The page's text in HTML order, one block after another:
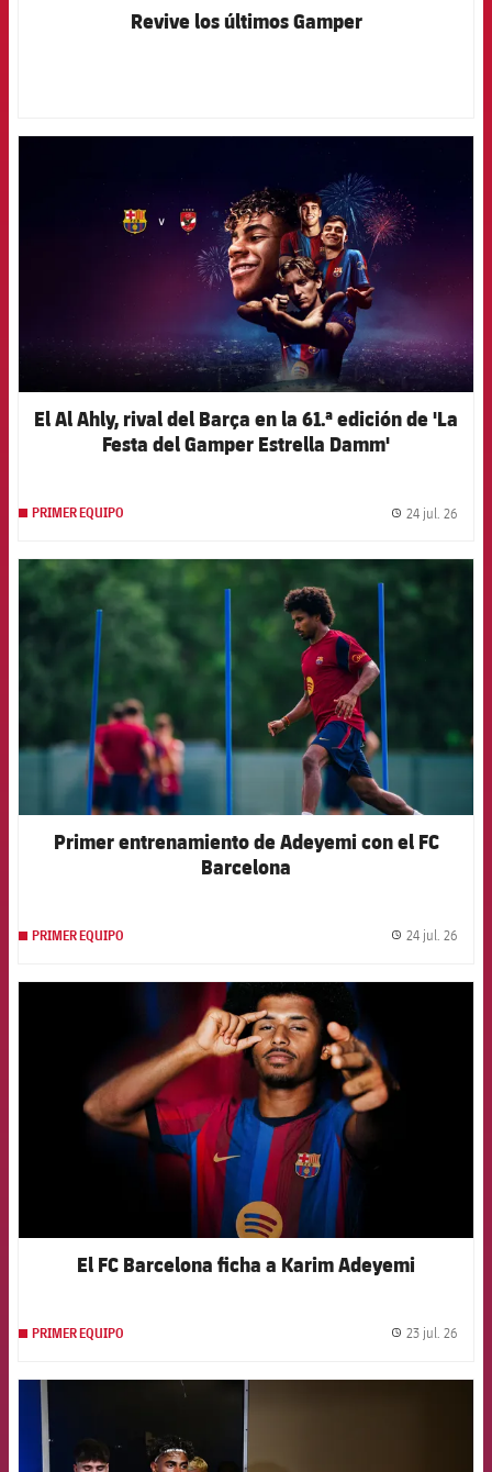
Revive los últimos Gamper
El Al Ahly, rival del Barça en la 61.ª edición de 'La
Festa del Gamper Estrella Damm'
PRIMER EQUIPO 24 jul. 26
FCB Barcelona badge
Primer entrenamiento de Adeyemi con el FC
Barcelona
PRIMER EQUIPO 24 jul. 26
FCB Barcelona badge
El FC Barcelona ficha a Karim Adeyemi
PRIMER EQUIPO 23 jul. 26
FCB Barcelona badge